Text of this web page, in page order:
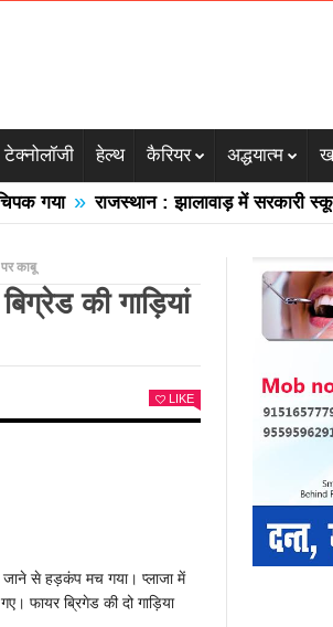
टेक्नोलॉजी हेल्थ कैरियर अद्धयात्म
» राजस्थान : झालावाड़ में सरकारी स्कूल
काबू
की गाड़ियां
LIKE
से हड़कंप मच गया। प्लाजा में
फायर ब्रिगेड की दो गाड़िया